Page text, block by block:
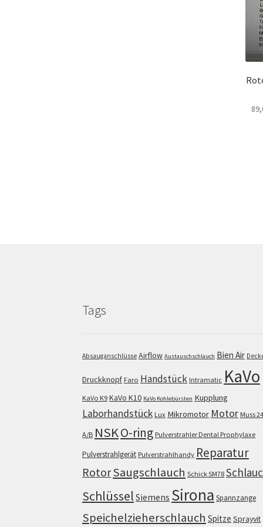
Tags
Absauganschlüsse Airflow Austauschschlauch Bien Air
Druckknopf Faro Handstück Intramatic KaVo
KaVo K9 KaVo K10 KaVo Kohlebürsten Kupplung
Laborhandstück Lux Mikromotor Motor Muss
A/B NSKO-ring Pulverstrahler Dental Prophylaxe
Pulverstrahlgerät Pulverstrahlhandy Reparatur
RotorSaugschlauch Schick SM78
Schlüssel Siemens Sirona Spannzange
Speichelzieherschlauch Spitze Sprayvit